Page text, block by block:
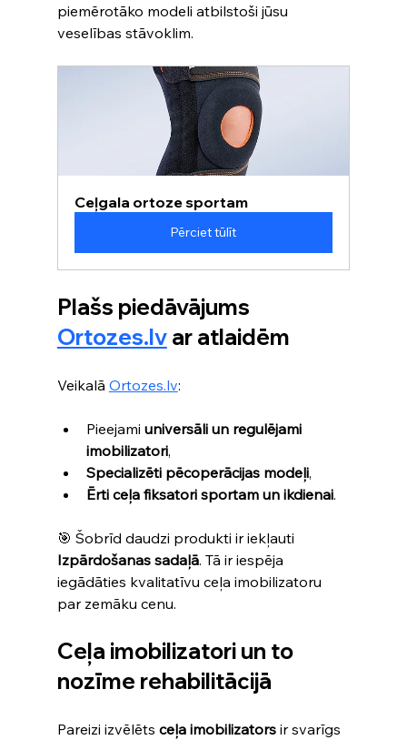
piemērotāko modeli atbilstoši jūsu
veselības stāvoklim.
Ceļgala ortoze sportam
Pērciet tūlīt
Plašs piedāvājums
Ortozes.lv ar atlaidēm
Veikalā Ortozes.lv:
Pieejami universāli un regulējami
imobilizatori,
Specializēti pēcoperācijas modeļi,
Ērti ceļa fiksatori sportam un ikdienai.
🎯 Šobrīd daudzi produkti ir iekļauti
Izpārdošanas sadaļā. Tā ir iespēja
iegādāties kvalitatīvu ceļa imobilizatoru
par zemāku cenu.
Ceļa imobilizatori un to
nozīme rehabilitācijā
Pareizi izvēlēts ceļa imobilizators ir svarīgs